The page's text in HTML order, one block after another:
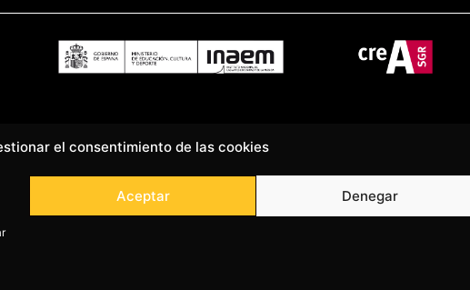
el consentimiento de las cookies
Aceptar Denegar
LOS FONDOS NEXT GENERATION (EU) DEL MECANISMO DE RECUPERACIÓN Y RESILENCIA